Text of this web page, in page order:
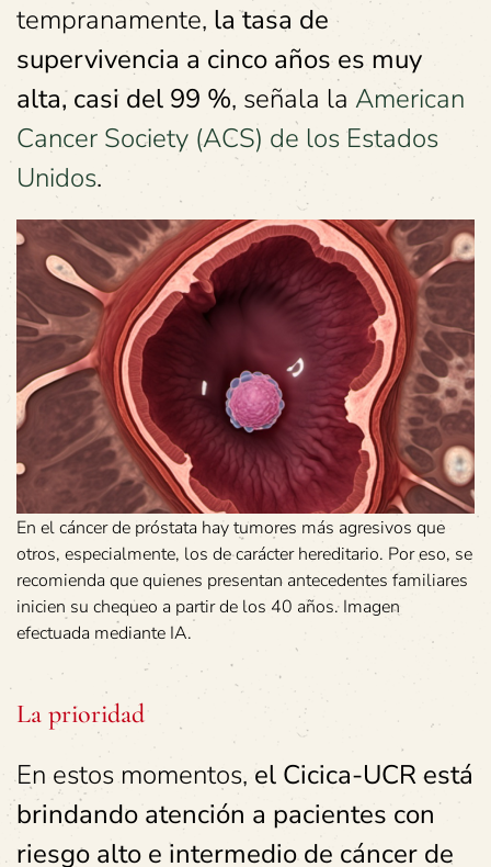
tempranamente, la tasa de
supervivencia a cinco años es muy
alta, casi del 99 %, señala la American
Cancer Society (ACS) de los Estados
Unidos.
En el cáncer de próstata hay tumores más agresivos que
otros, especialmente, los de carácter hereditario. Por eso, se
recomienda que quienes presentan antecedentes familiares
inicien su chequeo a partir de los 40 años. Imagen
efectuada mediante IA.
La prioridad
En estos momentos, el Cicica-UCR está
brindando atención a pacientes con
riesgo alto e intermedio de cáncer de